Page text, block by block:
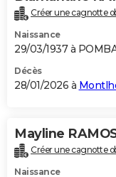
Créer une cagnotte
Naissance
29/03/1937 à
Décès
28/01/2026 à
Mayline
Créer une cagnotte
Naissance